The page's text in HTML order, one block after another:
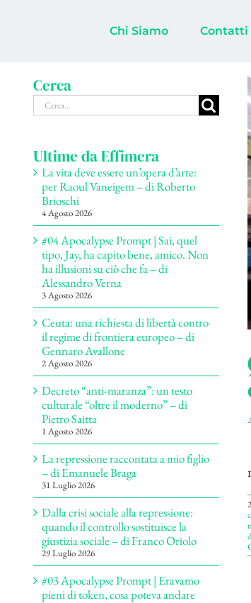
Chi Siamo Contatti
Cerca
Cerca
per:
Ultime da Effimera
La vita deve essere un’opera d’arte:
per Raoul Vaneigem – di Roberto
Brioschi
4 Agosto 2026
#04 Apocalypse Prompt | Sai, quel
tipo, Jay, ha capito bene, amico. Non
ha illusioni su ciò che fa – di
Alessandro Verna
3 Agosto 2026
Ceuta: una richiesta di libertà contro
il regime di frontiera europeo – di
Gennaro Avallone
2 Agosto 2026
Decreto “anti-maranza”: un testo
culturale “oltre il moderno” – di
Pietro Saitta
1 Agosto 2026
La repressione raccontata a mio figlio
– di Emanuele Braga
31 Luglio 2026
Dalla crisi sociale alla repressione:
quando il controllo sostituisce la
giustizia sociale – di Franco Oriolo
29 Luglio 2026
#03 Apocalypse Prompt | Eravamo
pieni di token, cosa poteva andare